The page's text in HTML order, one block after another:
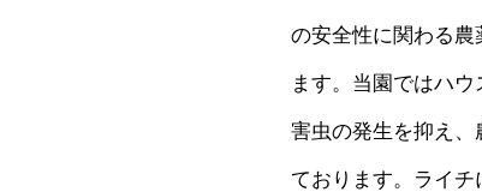
の安全性に関わる農
ます。当園ではハ
害虫の発生を抑え
ております。ライ